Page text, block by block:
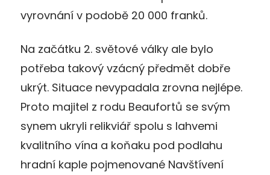
vyrovnání v podobě 20 000 franků.
Na začátku 2. světové války ale bylo
potřeba takový vzácný předmět dobře
ukrýt. Situace nevypadala zrovna nejlépe.
Proto majitel z rodu Beaufortů se svým
synem ukryli relikviář spolu s lahvemi
kvalitního vína a koňaku pod podlahu
hradní kaple pojmenované Navštívení